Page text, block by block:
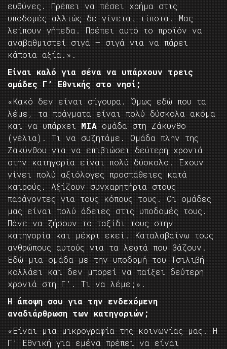
ευθύνες. Πρέπει να πέσει χρήμα στις
υποδομές αλλιώς δε γίνεται τίποτα. Μας
λείπουν γήπεδα. Πρέπει αυτό το προϊόν να
αναβαθμιστεί σιγά – σιγά για να πάρει
κάποια αξία.».
Είναι καλό για σένα να υπάρχουν τρεις
ομάδες Γ’ Εθνικής στο νησί;
«Κακό δεν είναι σίγουρα. Όμως εδώ που τα
λέμε, τα πράγματα είναι πολύ δύσκολα ακόμα
και να υπάρχει ΜΙΑ ομάδα στη Ζάκυνθο
(γέλια). Τι να συζητάμε. Ομάδα πλην της
Ζακύνθου για να επιβιώσει δεύτερη χρονιά
στην κατηγορία είναι πολύ δύσκολο. Έχουν
γίνει πολύ αξιόλογες προσπάθειες κατά
καιρούς. Αξίζουν συγχαρητήρια στους
παράγοντες για τους κόπους τους. Οι ομάδες
μας είναι πολύ άδειες στις υποδομές τους.
Πάνε να ζήσουν το ταξίδι τους στην
κατηγορία και μέχρι εκεί. Καταλαβαίνω τους
ανθρώπους αυτούς για τα λεφτά που βάζουν.
Εδώ μια ομάδα με την υποδομή του Τσιλιβή
κολλάει και δεν μπορεί να παίξει δεύτερη
χρονιά στη Γ’. Τι να λέμε;».
Η άποψη σου για την ενδεχόμενη
αναδιάρθρωση των κατηγοριών;
«Είναι μια μικρογραφία της κοινωνίας μας. Η
Γ’ Εθνική για εμένα πρέπει να είναι